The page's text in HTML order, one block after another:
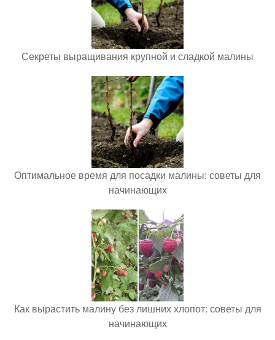
Секреты выращивания крупной и сладкой малины
Оптимальное время для посадки малины: советы для
начинающих
Как вырастить малину без лишних хлопот: советы для
начинающих